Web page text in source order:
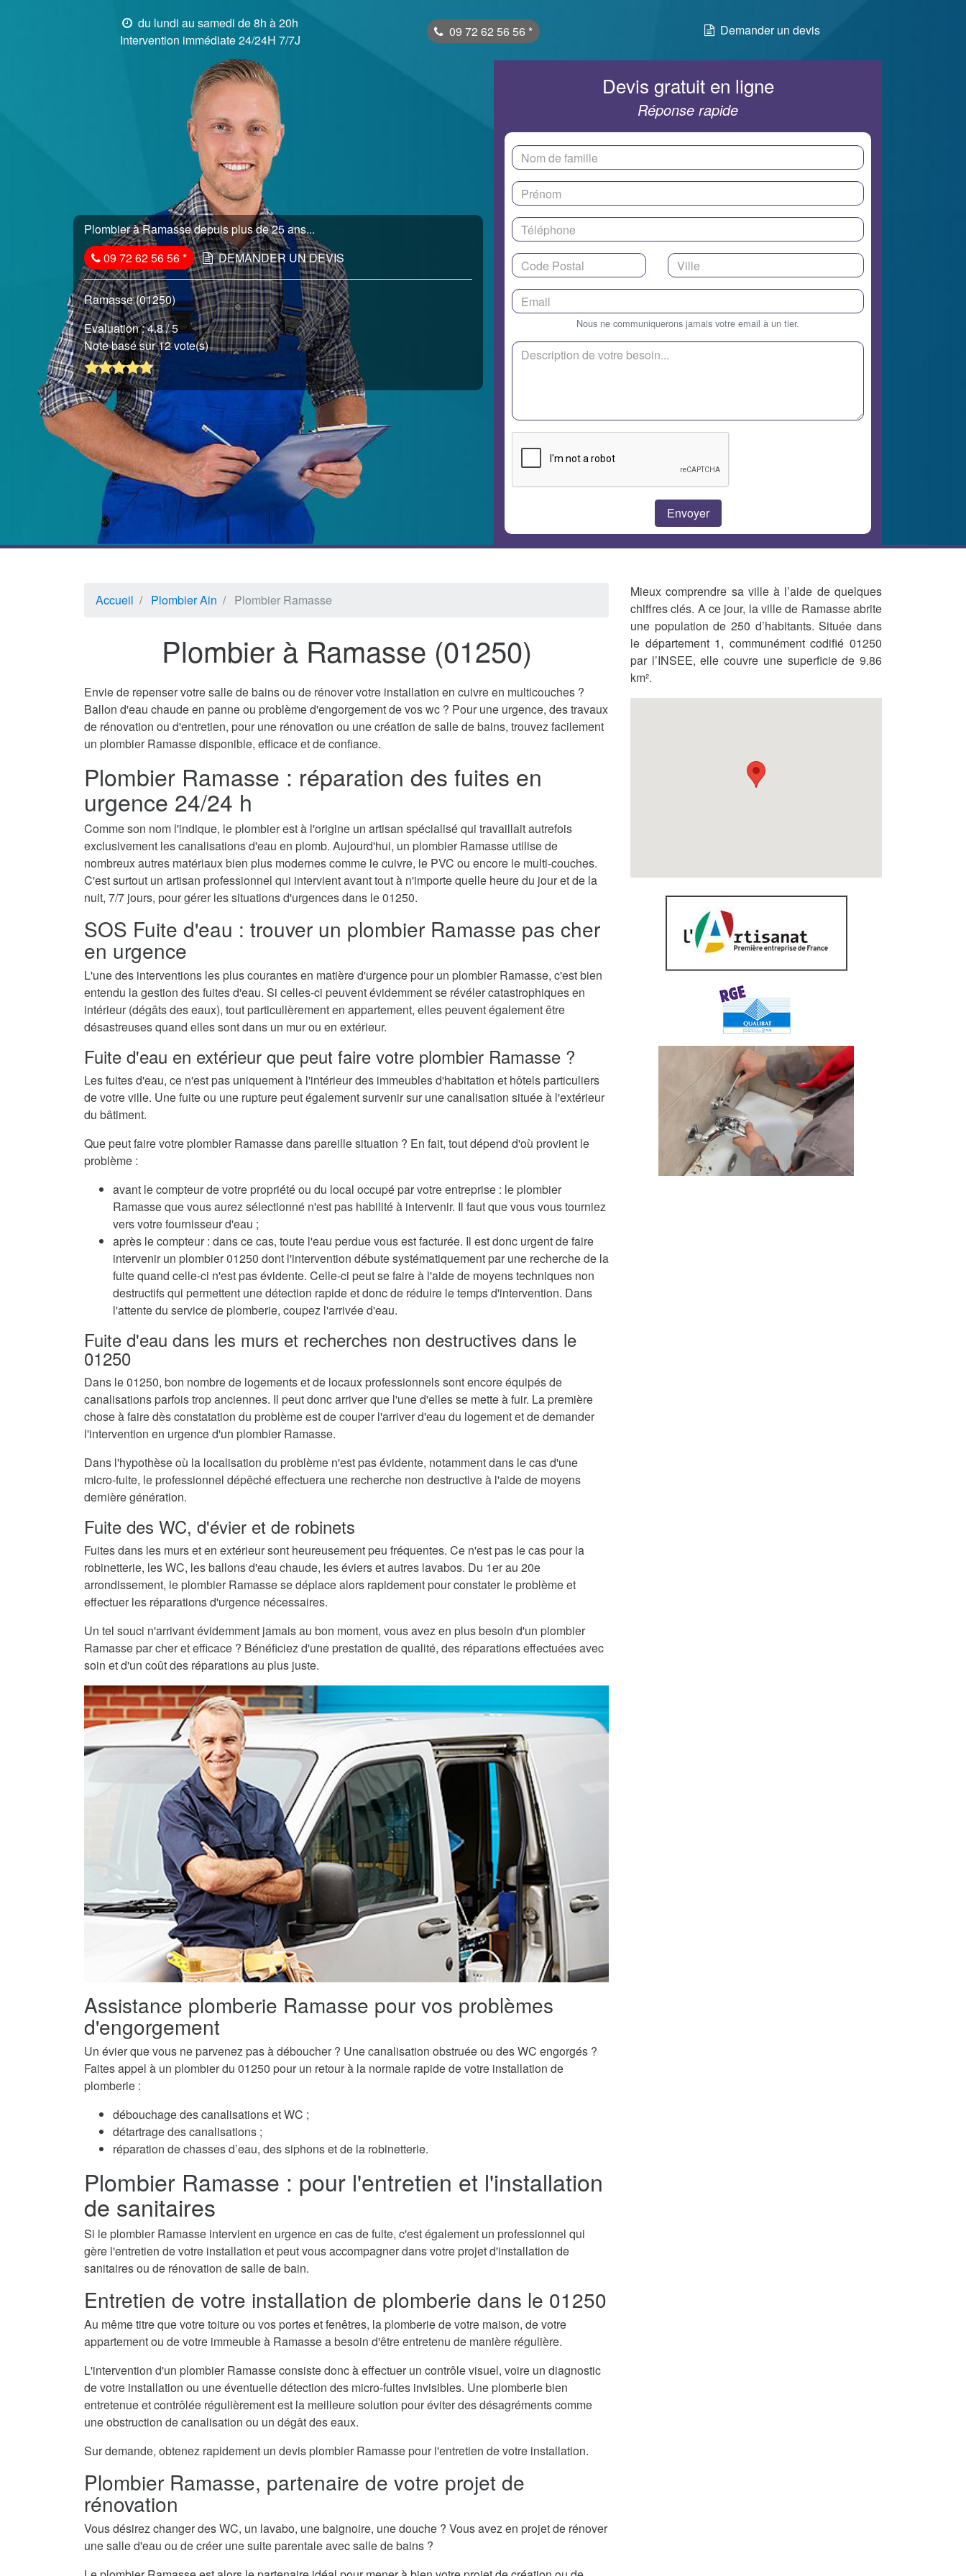
du lundi au samedi de 8h à 20h
Intervention immédiate 24/24H 7/7J
09 72 62 56 56 * Demander un devis
Plombier à Ramasse depuis plus de 25 ans...
09 72 62 56 56* DEMANDER UN DEVIS
Ramasse (01250)
Evaluation :4.8/ 5
Note basé sur 12 vote(s)
Devis gratuit en ligne
Réponse rapide
Nous ne communiquerons jamais votre email à un tier.
Accueil Plombier Ain Plombier Ramasse
Plombier à Ramasse (01250)
Envie de repenser votre salle de bains ou de rénover votre installation en cuivre en multicouches ?
Ballon d'eau chaude en panne ou problème d'engorgement de vos wc ? Pour une urgence, des travaux
de rénovation ou d'entretien, pour une rénovation ou une création de salle de bains, trouvez facilement
un plombier Ramasse disponible, efficace et de confiance.
Plombier Ramasse : réparation des fuites en
urgence 24/24 h
Comme son nom l'indique, le plombier est à l'origine un artisan spécialisé qui travaillait autrefois
exclusivement les canalisations d'eau en plomb. Aujourd'hui, un plombier Ramasse utilise de
nombreux autres matériaux bien plus modernes comme le cuivre, le PVC ou encore le multi-couches.
C'est surtout un artisan professionnel qui intervient avant tout à n'importe quelle heure du jour et de la
nuit, 7/7 jours, pour gérer les situations d'urgences dans le 01250.
SOS Fuite d'eau : trouver un plombier Ramasse pas cher
en urgence
L'une des interventions les plus courantes en matière d'urgence pour un plombier Ramasse, c'est bien
entendu la gestion des fuites d'eau. Si celles-ci peuvent évidemment se révéler catastrophiques en
intérieur (dégâts des eaux), tout particulièrement en appartement, elles peuvent également être
désastreuses quand elles sont dans un mur ou en extérieur.
Fuite d'eau en extérieur que peut faire votre plombier Ramasse ?
Les fuites d'eau, ce n'est pas uniquement à l'intérieur des immeubles d'habitation et hôtels particuliers
de votre ville. Une fuite ou une rupture peut également survenir sur une canalisation située à l'extérieur
du bâtiment.
Que peut faire votre plombier Ramasse dans pareille situation ? En fait, tout dépend d'où provient le
problème :
avant le compteur de votre propriété ou du local occupé par votre entreprise : le plombier
Ramasse que vous aurez sélectionné n'est pas habilité à intervenir. Il faut que vous vous tourniez
vers votre fournisseur d'eau ;
après le compteur : dans ce cas, toute l'eau perdue vous est facturée. Il est donc urgent de faire
intervenir un plombier 01250 dont l'intervention débute systématiquement par une recherche de la
fuite quand celle-ci n'est pas évidente. Celle-ci peut se faire à l'aide de moyens techniques non
destructifs qui permettent une détection rapide et donc de réduire le temps d'intervention. Dans
l'attente du service de plomberie, coupez l'arrivée d'eau.
Fuite d'eau dans les murs et recherches non destructives dans le
01250
Dans le 01250, bon nombre de logements et de locaux professionnels sont encore équipés de
canalisations parfois trop anciennes. Il peut donc arriver que l'une d'elles se mette à fuir. La première
chose à faire dès constatation du problème est de couper l'arriver d'eau du logement et de demander
l'intervention en urgence d'un plombier Ramasse.
Dans l'hypothèse où la localisation du problème n'est pas évidente, notamment dans le cas d'une
micro-fuite, le professionnel dépêché effectuera une recherche non destructive à l'aide de moyens
dernière génération.
Fuite des WC, d'évier et de robinets
Fuites dans les murs et en extérieur sont heureusement peu fréquentes. Ce n'est pas le cas pour la
robinetterie, les WC, les ballons d'eau chaude, les éviers et autres lavabos. Du 1er au 20e
arrondissement, le plombier Ramasse se déplace alors rapidement pour constater le problème et
effectuer les réparations d'urgence nécessaires.
Un tel souci n'arrivant évidemment jamais au bon moment, vous avez en plus besoin d'un plombier
Ramasse par cher et efficace ? Bénéficiez d'une prestation de qualité, des réparations effectuées avec
soin et d'un coût des réparations au plus juste.
Assistance plomberie Ramasse pour vos problèmes
d'engorgement
Un évier que vous ne parvenez pas à déboucher ? Une canalisation obstruée ou des WC engorgés ?
Faites appel à un plombier du 01250 pour un retour à la normale rapide de votre installation de
plomberie :
débouchage des canalisations et WC ;
détartrage des canalisations ;
réparation de chasses d’eau, des siphons et de la robinetterie.
Plombier Ramasse : pour l'entretien et l'installation
de sanitaires
Si le plombier Ramasse intervient en urgence en cas de fuite, c'est également un professionnel qui
gère l'entretien de votre installation et peut vous accompagner dans votre projet d'installation de
sanitaires ou de rénovation de salle de bain.
Entretien de votre installation de plomberie dans le 01250
Au même titre que votre toiture ou vos portes et fenêtres, la plomberie de votre maison, de votre
appartement ou de votre immeuble à Ramasse a besoin d'être entretenu de manière régulière.
L'intervention d'un plombier Ramasse consiste donc à effectuer un contrôle visuel, voire un diagnostic
de votre installation ou une éventuelle détection des micro-fuites invisibles. Une plomberie bien
entretenue et contrôlée régulièrement est la meilleure solution pour éviter des désagréments comme
une obstruction de canalisation ou un dégât des eaux.
Sur demande, obtenez rapidement un devis plombier Ramasse pour l'entretien de votre installation.
Plombier Ramasse, partenaire de votre projet de
rénovation
Vous désirez changer des WC, un lavabo, une baignoire, une douche ? Vous avez en projet de rénover
une salle d'eau ou de créer une suite parentale avec salle de bains ?
Mieux comprendre sa ville à l’aide de quelques
chiffres clés. A ce jour, la ville de Ramasse abrite
une population de 250 d’habitants. Située dans
le département 1, communément codifié 01250
par l’INSEE, elle couvre une superficie de 9.86
km².